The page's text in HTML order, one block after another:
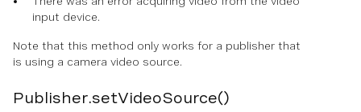
input device.
Note that this method only works for a publisher that
is using a camera video source.
Publisher.setVideoSource()